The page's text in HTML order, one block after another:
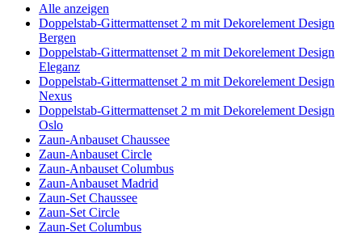
Alle anzeigen
Doppelstab-Gittermattenset 2 m mit Dekorelement Design
Bergen
Doppelstab-Gittermattenset 2 m mit Dekorelement Design
Eleganz
Doppelstab-Gittermattenset 2 m mit Dekorelement Design
Nexus
Doppelstab-Gittermattenset 2 m mit Dekorelement Design
Oslo
Zaun-Anbauset Chaussee
Zaun-Anbauset Circle
Zaun-Anbauset Columbus
Zaun-Anbauset Madrid
Zaun-Set Chaussee
Zaun-Set Circle
Zaun-Set Columbus